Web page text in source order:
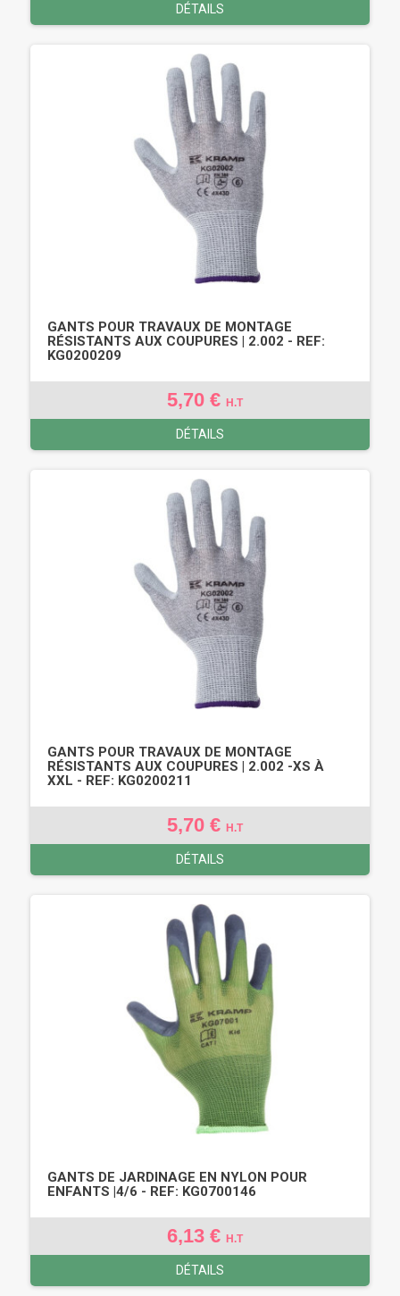
DÉTAILS
GANTS POUR TRAVAUX DE MONTAGE
RÉSISTANTS AUX COUPURES | 2.002 - REF:
KG0200209
5,70 € H.T
DÉTAILS
GANTS POUR TRAVAUX DE MONTAGE
RÉSISTANTS AUX COUPURES | 2.002 -XS À
XXL - REF: KG0200211
5,70 € H.T
DÉTAILS
GANTS DE JARDINAGE EN NYLON POUR
ENFANTS |4/6 - REF: KG0700146
6,13 € H.T
DÉTAILS